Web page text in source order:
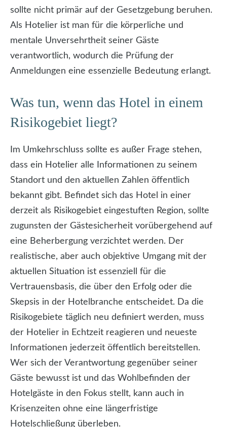
sollte nicht primär auf der Gesetzgebung beruhen.
Als Hotelier ist man für die körperliche und
mentale Unversehrtheit seiner Gäste
verantwortlich, wodurch die Prüfung der
Anmeldungen eine essenzielle Bedeutung erlangt.
Was tun, wenn das Hotel in einem
Risikogebiet liegt?
Im Umkehrschluss sollte es außer Frage stehen,
dass ein Hotelier alle Informationen zu seinem
Standort und den aktuellen Zahlen öffentlich
bekannt gibt. Befindet sich das Hotel in einer
derzeit als Risikogebiet eingestuften Region, sollte
zugunsten der Gästesicherheit vorübergehend auf
eine Beherbergung verzichtet werden. Der
realistische, aber auch objektive Umgang mit der
aktuellen Situation ist essenziell für die
Vertrauensbasis, die über den Erfolg oder die
Skepsis in der Hotelbranche entscheidet. Da die
Risikogebiete täglich neu definiert werden, muss
der Hotelier in Echtzeit reagieren und neueste
Informationen jederzeit öffentlich bereitstellen.
Wer sich der Verantwortung gegenüber seiner
Gäste bewusst ist und das Wohlbefinden der
Hotelgäste in den Fokus stellt, kann auch in
Krisenzeiten ohne eine längerfristige
Hotelschließung überleben.